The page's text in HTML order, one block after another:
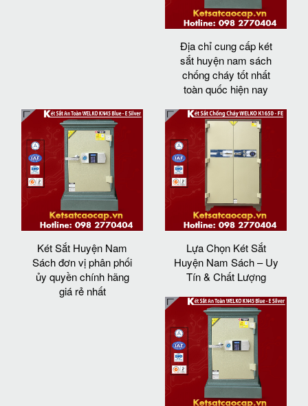
Địa chỉ cung cấp két
sắt huyện nam sách
chống cháy tốt nhất
toàn quốc hiện nay
Két Sắt Huyện Nam
Sách đơn vị phân phối
ủy quyền chính hãng
giá rẻ nhất
Lựa Chọn Két Sắt
Huyện Nam Sách – Uy
Tín & Chất Lượng